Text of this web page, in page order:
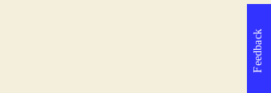
Feedback